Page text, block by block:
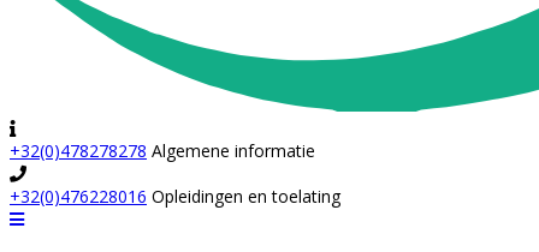
+32(0)478278278 Algemene informatie
+32(0)476228016 Opleidingen en toelating
Navigation